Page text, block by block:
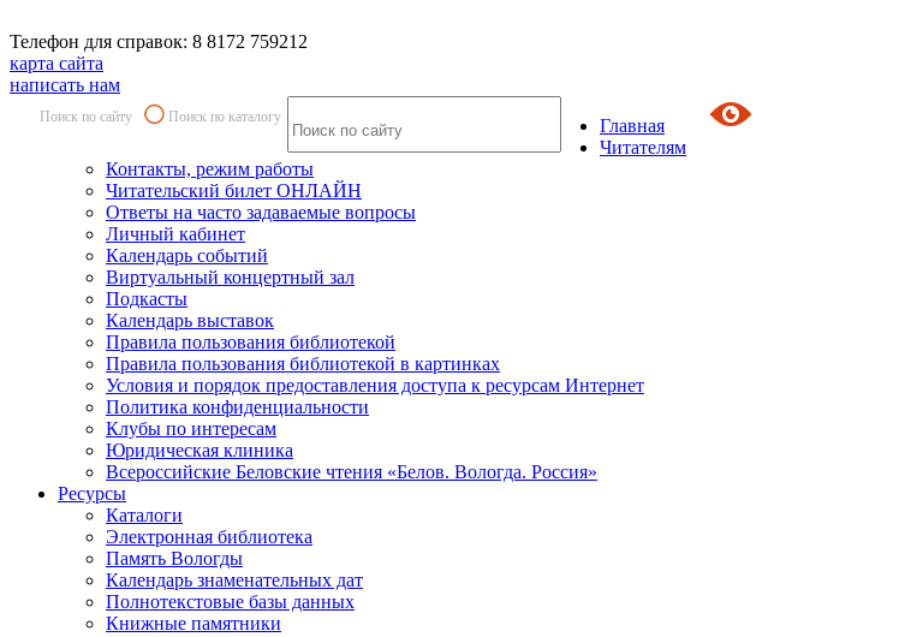
Телефон для справок: 8 8172 759212
карта сайта
написать нам
Поиск по сайту Поиск по каталогу
Главная
Читателям
Контакты, режим работы
Читательский билет ОНЛАЙН
Ответы на часто задаваемые вопросы
Личный кабинет
Календарь событий
Виртуальный концертный зал
Подкасты
Календарь выставок
Правила пользования библиотекой
Правила пользования библиотекой в картинках
Условия и порядок предоставления доступа к ресурсам Интернет
Политика конфиденциальности
Клубы по интересам
Юридическая клиника
Всероссийские Беловские чтения «Белов. Вологда. Россия»
Ресурсы
Каталоги
Электронная библиотека
Память Вологды
Календарь знаменательных дат
Полнотекстовые базы данных
Книжные памятники